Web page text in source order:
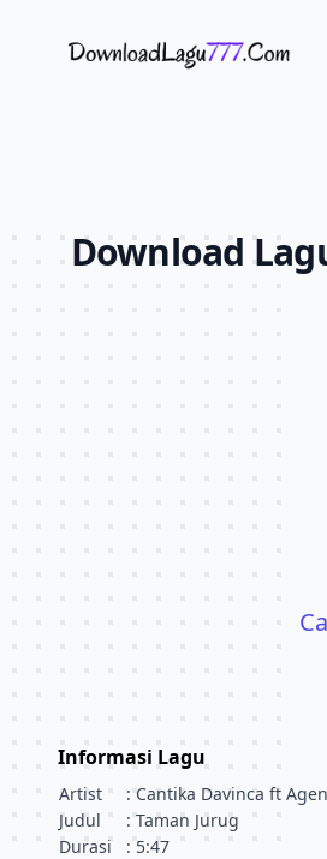
Download Lagu -
Download
Informasi Lagu
Artist
: Cantika Davinca ft
Judul
: Taman Jurug
Durasi
: 5:47